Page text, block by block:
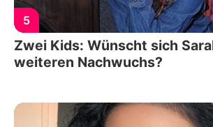
5
Zwei Kids: Wünscht sich
weiteren Nachwuchs?